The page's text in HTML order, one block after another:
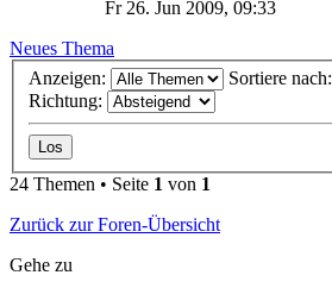
Fr 26. Jun 2009, 09:33
Neues Thema
Anzeigen:
Sortiere nach:
Richtung:
24 Themen • Seite 1 von 1
Zurück zur Foren-Übersicht
Gehe zu